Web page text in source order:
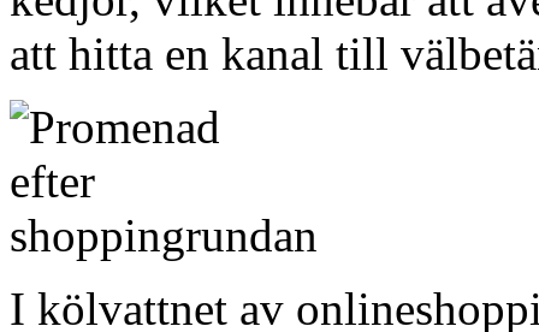
att hitta en kanal till
I kölvattnet av